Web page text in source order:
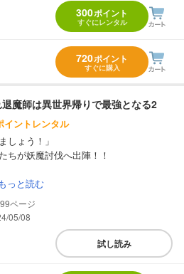
300ポイント
すぐにレンタル
720ポイント
すぐに購入
魔師は異世界帰りで最強となる2
イントレンタル
しょう！」
ちが妖魔討伐へ出陣！！
もっと読む
05/08
試し読み